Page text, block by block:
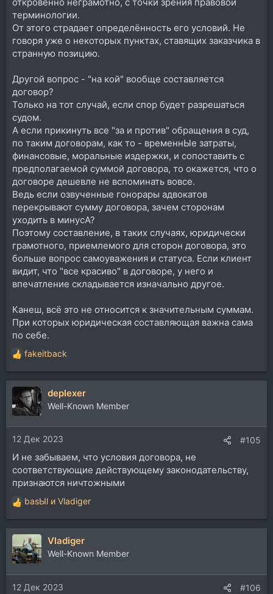
терминологии.
От этого страдает определённость его условий. Не
говоря уже о некоторых пунктах, ставящих заказчика в
странную позицию.
Другой вопрос - "на кой" вообще составляется
договор?
Только на тот случай, если спор будет разрешаться
судом.
А если прикинуть все "за и против" обращения в суд,
по таким договорам, как то - временнЫе затраты,
финансовые, моральные издержки, и сопоставить с
предполагаемой суммой договора, то окажется, что о
договоре дешевле не вспоминать вовсе.
Ведь если озвученные гонорары адвокатов
перекрывают сумму договора, зачем сторонам
уходить в минусА?
Поэтому составление, в таких случаях, юридически
грамотного, приемлемого для сторон договора, это
больше вопрос самоуважения и статуса. Если клиент
видит, что "все красиво" в договоре, у него и
впечатление складывается изначально другое.
Канеш, всё это не относится к значительным суммам.
При которых юридическая составляющая важна сама
по себе.
Р
е
а
ц
и
и
:
fakeitback
deplexer
Well-Known Member
12 Дек 2023 #105
И не забываем, что условия договора, не
соответствующие действующему законодательству,
признаются ничтожными
Р
е
а
ц
и
и
:
basЫl и Vladiger
Vladiger
Well-Known Member
12 Дек 2023 #106